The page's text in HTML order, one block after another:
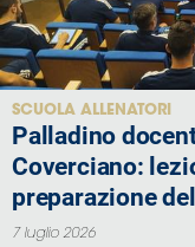
SCUOLA ALLENATORI
Palladino
Coverciano:
preparazione
7 luglio 2026